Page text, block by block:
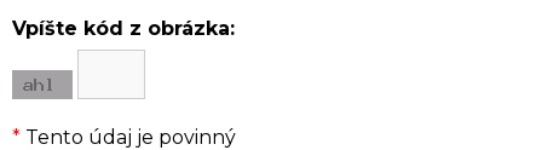
Vpíšte kód z obrázka:
* Tento údaj je povinný